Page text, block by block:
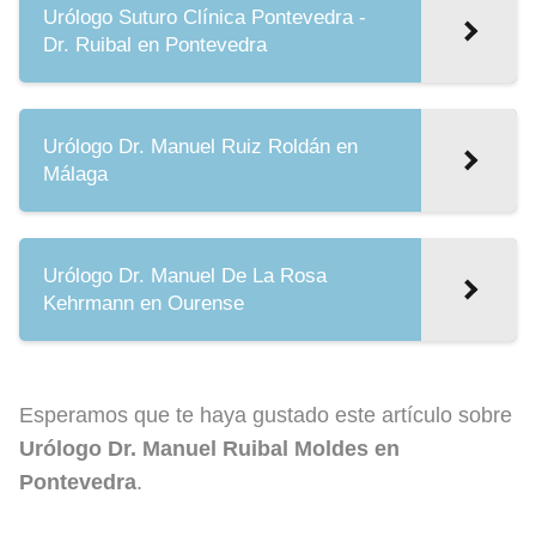
Urólogo Suturo Clínica Pontevedra -
Dr. Ruibal en Pontevedra
Urólogo Dr. Manuel Ruiz Roldán en
Málaga
Urólogo Dr. Manuel De La Rosa
Kehrmann en Ourense
Esperamos que te haya gustado este artículo sobre
Urólogo Dr. Manuel Ruibal Moldes en
Pontevedra.